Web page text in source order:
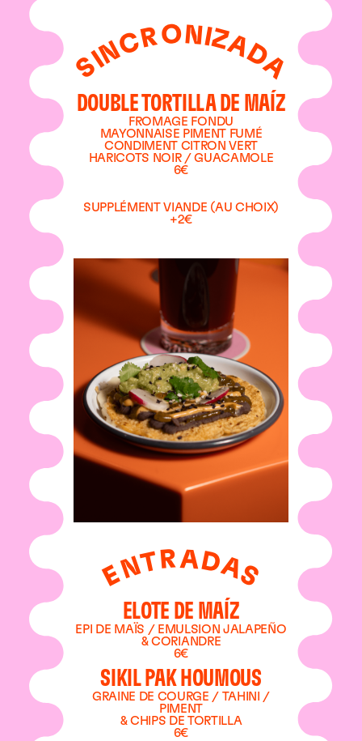
S
I
NCRONIZADA
DOUBLE TORTILLA DE MAÍZ
FROMAGE FONDU
MAYONNAISE PIMENT FUMÉ
CONDIMENT CITRON VERT
HARICOTS NOIR / GUACAMOLE
6€
SUPPLÉMENT VIANDE (AU CHOIX)
+2€
ENTRADAS
ELOTE DE MAÍZ
EPI DE MAÏS / EMULSION JALAPEÑO
& CORIANDRE
6€
SIKIL PAK HOUMOUS
GRAINE DE COURGE / TAHINI /
PIMENT
& CHIPS DE TORTILLA
6€